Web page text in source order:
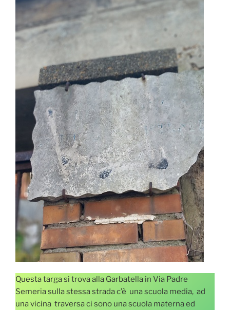
Questa targa si trova alla Garbatella in Via Padre
Semeria sulla stessa strada c’è una scuola media, ad
una vicina traversa ci sono una scuola materna ed